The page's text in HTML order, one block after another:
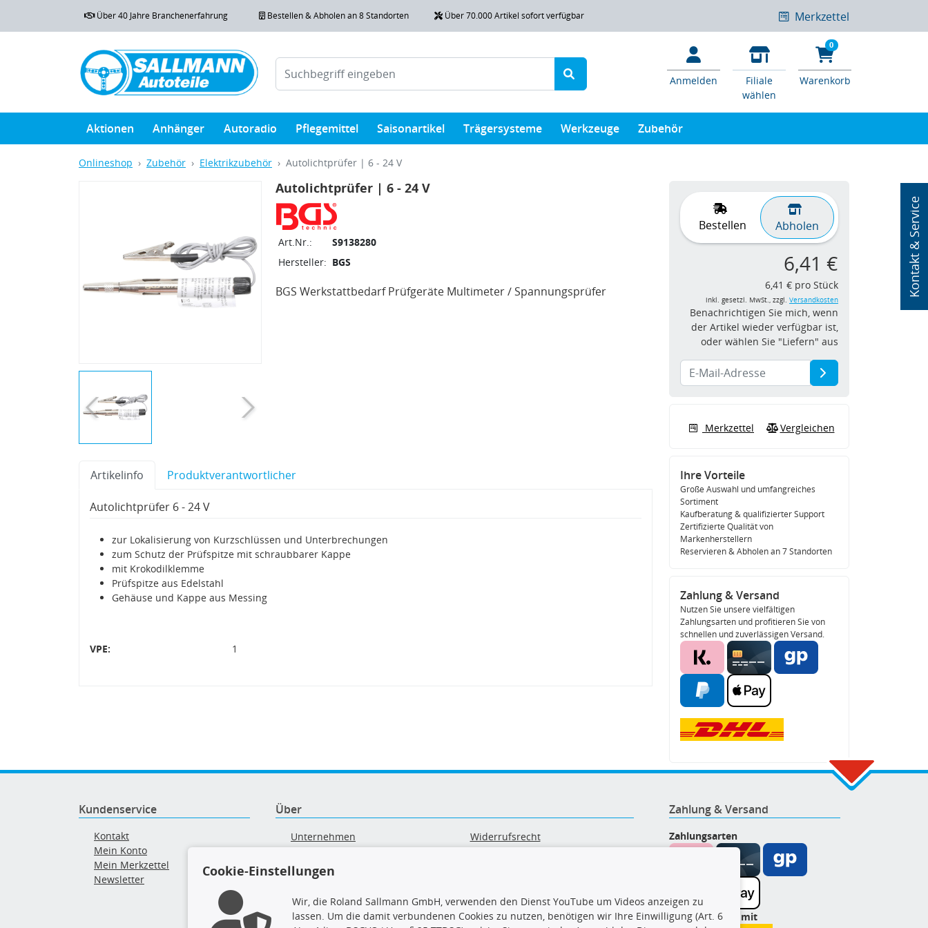
Kontakt & Service
Über 40 Jahre Branchenerfahrung Bestellen & Abholen an 8 Standorten Über 70.000 Artikel sofort verfügbar Merkzettel
Anmelden
Filiale
wählen
0
Warenkorb
Aktionen Anhänger Autoradio Pflegemittel Saisonartikel Trägersysteme Werkzeuge Zubehör
Onlineshop Zubehör Elektrikzubehör Autolichtprüfer | 6 - 24 V
Autolichtprüfer | 6 - 24 V
Art.Nr.:
S9138280
Hersteller: BGS
BGS Werkstattbedarf Prüfgeräte Multimeter / Spannungsprüfer
Artikelinfo Produktverantwortlicher
Autolichtprüfer 6 - 24 V
zur Lokalisierung von Kurzschlüssen und Unterbrechungen
zum Schutz der Prüfspitze mit schraubbarer Kappe
mit Krokodilklemme
Prüfspitze aus Edelstahl
Gehäuse und Kappe aus Messing
VPE: 1
Bestellen Abholen
6,41 €
6,41 € pro Stück
inkl. gesetzl. MwSt., zzgl. Versandkosten
Benachrichtigen Sie mich, wenn
der Artikel wieder verfügbar ist,
oder wählen Sie "Liefern" aus
Merkzettel Vergleichen
Ihre Vorteile
Große Auswahl und umfangreiches
Sortiment
Kaufberatung & qualifizierter Support
Zertifizierte Qualität von
Markenherstellern
Reservieren & Abholen an 7 Standorten
Zahlung & Versand
Nutzen Sie unsere vielfältigen
Zahlungsarten und profitieren Sie von
schnellen und zuverlässigen Versand.
Kundenservice
Kontakt
Mein Konto
Mein Merkzettel
Newsletter
Über
Unternehmen
Versand & Zahlung
Widerrufsrecht
Barrierefreiheitserklärung
Zahlung & Versand
Zahlungsarten
Wir versenden mit
Cookie-Einstellungen
Wir, die Roland Sallmann GmbH, verwenden den Dienst YouTube um Videos anzeigen zu
lassen. Um die damit verbundenen Cookies zu nutzen, benötigen wir Ihre Einwilligung (Art. 6